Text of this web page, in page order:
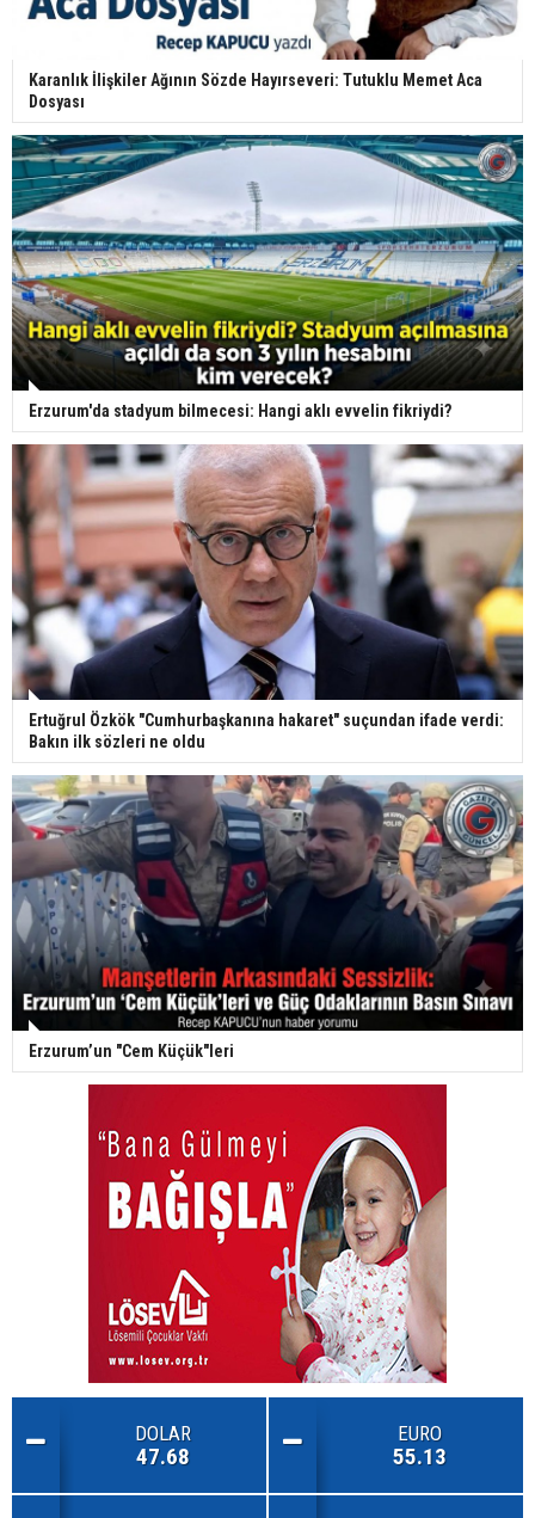
Karanlık İlişkiler Ağının Sözde Hayırseveri: Tutuklu Memet Aca
Dosyası
Erzurum'da stadyum bilmecesi: Hangi aklı evvelin fikriydi?
Ertuğrul Özkök "Cumhurbaşkanına hakaret" suçundan ifade verdi:
Bakın ilk sözleri ne oldu
Erzurum’un "Cem Küçük"leri
DOLAR
47.68
EURO
55.13